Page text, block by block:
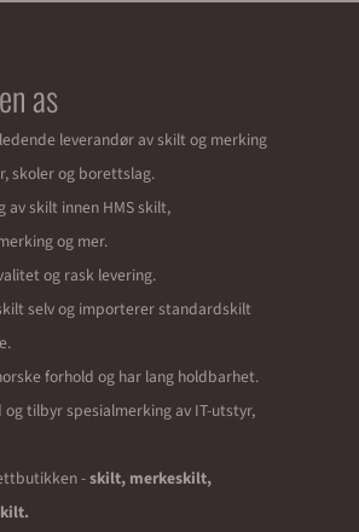
as
leverandør av skilt og merking
skoler og borettslag.
skilt innen HMS skilt,
og mer.
og rask levering.
selv og importerer standardskilt
forhold og har lang holdbarhet.
tilbyr spesialmerking av IT-utstyr,
-skilt, merkeskilt,